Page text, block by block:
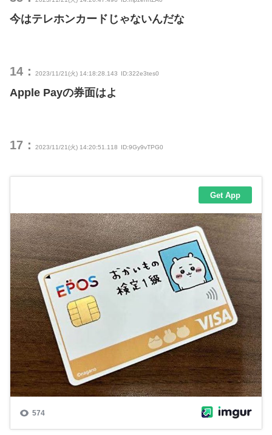
今はテレホンカードじゃないんだな
14： 2023/11/21(火) 14:18:28.143 ID:322e3tes0
Apple Payの券面はよ
17： 2023/11/21(火) 14:20:51.118 ID:9Gy9vTPG0